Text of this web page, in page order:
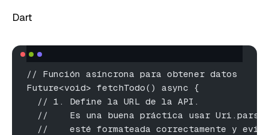
Dart
// Función asíncrona para obtener datos
Future<void> fetchTodo() async {
  // 1. Define la URL de la API.
//    Es una buena práctica usar
//    esté formateada correctamente y